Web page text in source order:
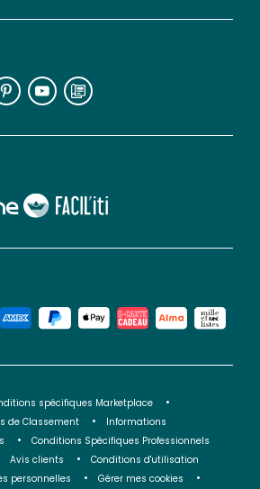
lien vers Faciliti
l'espace réseaux sociaux lien vers l'espace réseaux sociaux lien vers le blog la redoute
spécifiques Marketplace
de Classement
Informations
Conditions Spécifiques Professionnels
Avis clients
Conditions d'utilisation
personnelles Gérer mes cookies